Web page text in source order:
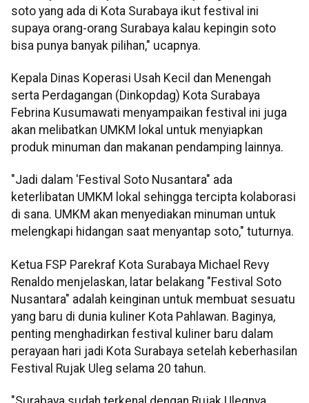
soto yang ada di Kota Surabaya ikut festival ini
supaya orang-orang Surabaya kalau kepingin soto
bisa punya banyak pilihan," ucapnya.
Kepala Dinas Koperasi Usah Kecil dan Menengah
serta Perdagangan (Dinkopdag) Kota Surabaya
Febrina Kusumawati menyampaikan festival ini juga
akan melibatkan UMKM lokal untuk menyiapkan
produk minuman dan makanan pendamping lainnya.
"Jadi dalam 'Festival Soto Nusantara" ada
keterlibatan UMKM lokal sehingga tercipta kolaborasi
di sana. UMKM akan menyediakan minuman untuk
melengkapi hidangan saat menyantap soto," tuturnya.
Ketua FSP Parekraf Kota Surabaya Michael Revy
Renaldo menjelaskan, latar belakang "Festival Soto
Nusantara" adalah keinginan untuk membuat sesuatu
yang baru di dunia kuliner Kota Pahlawan. Baginya,
penting menghadirkan festival kuliner baru dalam
perayaan hari jadi Kota Surabaya setelah keberhasilan
Festival Rujak Uleg selama 20 tahun.